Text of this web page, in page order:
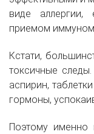
виде
приемом
Кстати,
токсичные
аспирин,
гормоны,
Поэтому именно